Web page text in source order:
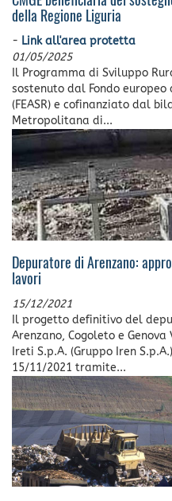
della Regione Liguria
- Link all'area protetta
01/05/2025
Il Programma di Sviluppo
sostenuto dal Fondo
(FEASR) e cofinanziato dal
Metropolitana di...
Depuratore di Arenzano:
lavori
15/12/2021
Il progetto definitivo del
Arenzano, Cogoleto e
Ireti S.p.A. (Gruppo Iren
15/11/2021 tramite...